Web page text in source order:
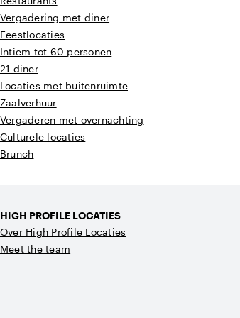
Vergadering met diner
Feestlocaties
Intiem tot 60 personen
21 diner
Locaties met buitenruimte
Zaalverhuur
Vergaderen met overnachting
Culturele locaties
Brunch
HIGH PROFILE LOCATIES
Over High Profile Locaties
Meet the team